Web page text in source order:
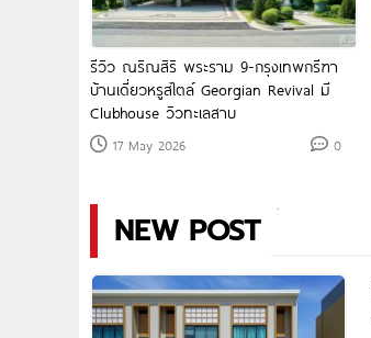
รีวิว ณริณสิริ พระราม 9-กรุงเทพกรีฑา
บ้านเดี่ยวหรูสไตล์ Georgian Revival มี
Clubhouse วิวทะเลสาบ
17 May 2026 0
NEW POST